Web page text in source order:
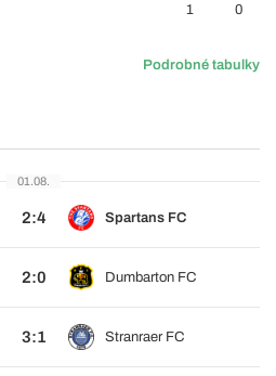
1 0
Podrobné tabulky
01.08.
2:4 Spartans FC
2:0 Dumbarton FC
3:1 Stranraer FC